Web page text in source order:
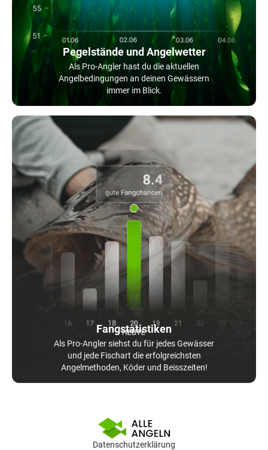
Pegelstände und Angelwetter
Als Pro-Angler hast du die aktuellen
Angelbedingungen an deinen Gewässern
immer im Blick.
Fangstatistiken
Als Pro-Angler siehst du für jedes Gewässer
und jede Fischart die erfolgreichsten
Angelmethoden, Köder und Beisszeiten!
Datenschutzerklärung